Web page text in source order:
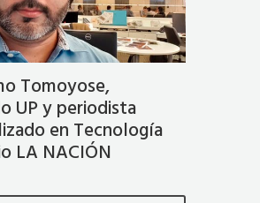
Tomoyose,
UP y periodista
en Tecnología
LA NACIÓN